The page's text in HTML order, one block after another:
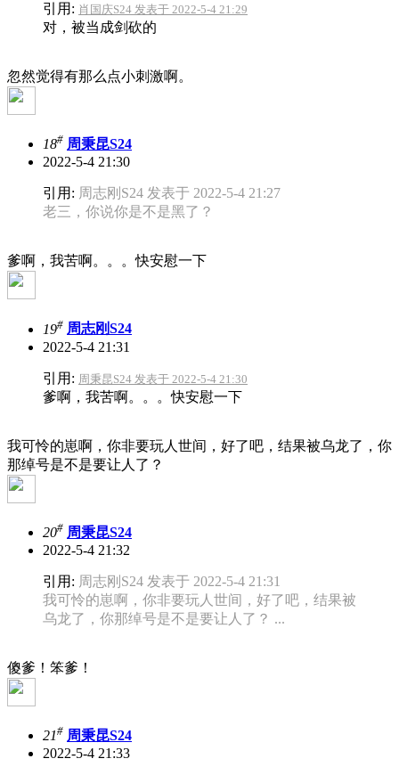
引用: 肖国庆S24 发表于 2022-5-4 21:29
对，被当成剑砍的
忽然觉得有那么点小刺激啊。
18# 周秉昆S24
2022-5-4 21:30
引用: 周志刚S24 发表于 2022-5-4 21:27
老三，你说你是不是黑了？
爹啊，我苦啊。。。快安慰一下
19# 周志刚S24
2022-5-4 21:31
引用: 周秉昆S24 发表于 2022-5-4 21:30
爹啊，我苦啊。。。快安慰一下
我可怜的崽啊，你非要玩人世间，好了吧，结果被乌龙了，你
那绰号是不是要让人了？
20# 周秉昆S24
2022-5-4 21:32
引用: 周志刚S24 发表于 2022-5-4 21:31
我可怜的崽啊，你非要玩人世间，好了吧，结果被
乌龙了，你那绰号是不是要让人了？ ...
傻爹！笨爹！
21# 周秉昆S24
2022-5-4 21:33